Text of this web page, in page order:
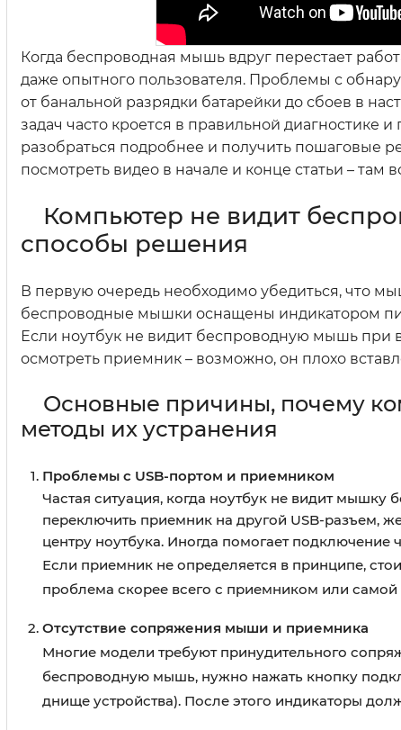
Когда беспроводная мышь вдруг перестает
даже опытного пользователя. Проблемы с
от банальной разрядки батарейки до сбоев в
задач часто кроется в правильной диагностике
разобраться подробнее и получить пошаговые
посмотреть видео в начале и конце статьи –
Компьютер не видит
способы решения
В первую очередь необходимо убедиться, что
беспроводные мышки оснащены индикатором
Если ноутбук не видит беспроводную мышь
осмотреть приемник – возможно, он плохо
Основные причины, почему
методы их устранения
Проблемы с USB-портом и приемником
Частая ситуация, когда ноутбук не видит
переключить приемник на другой USB-разъем,
центру ноутбука. Иногда помогает
Если приемник не определяется в принципе,
проблема скорее всего с приемником или
Отсутствие сопряжения мыши и приемника
Многие модели требуют принудительного
беспроводную мышь, нужно нажать кнопку
днище устройства). После этого индикаторы